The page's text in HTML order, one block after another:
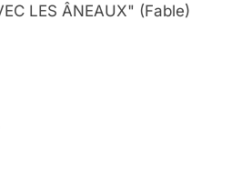
LES ÂNEAUX" (Fable)